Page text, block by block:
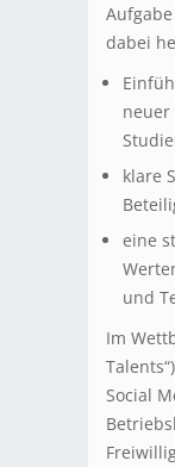
dabei
klare
eine
und
Im
Social